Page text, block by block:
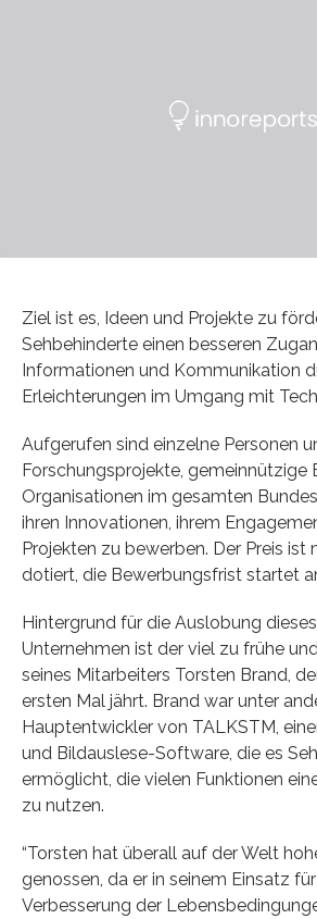
Ziel ist es, Ideen und Projekte zu
Sehbehinderte einen besseren
Informationen und Kommunikation
Erleichterungen im Umgang mit
Aufgerufen sind einzelne Personen
Forschungsprojekte, gemeinnützige
Organisationen im gesamten
ihren Innovationen, ihrem
Projekten zu bewerben. Der Preis ist
dotiert, die Bewerbungsfrist startet
Hintergrund für die Auslobung
Unternehmen ist der viel zu frühe
seines Mitarbeiters Torsten Brand,
ersten Mal jährt. Brand war unter
Hauptentwickler von TALKSTM,
und Bildauslese-Software, die es
ermöglicht, die vielen Funktionen
zu nutzen.
“Torsten hat überall auf der Welt
genossen, da er in seinem Einsatz
Verbesserung der